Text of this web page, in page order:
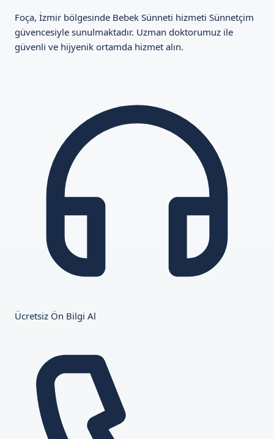
Foça, İzmir bölgesinde Bebek Sünneti hizmeti Sünnetçim
güvencesiyle sunulmaktadır. Uzman doktorumuz ile
güvenli ve hijyenik ortamda hizmet alın.
Ücretsiz Ön Bilgi Al